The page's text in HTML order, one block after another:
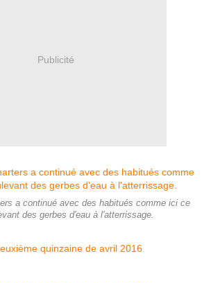
Publicité
a continué avec des habitués comme ici ce
des gerbes d'eau à l'atterrissage.